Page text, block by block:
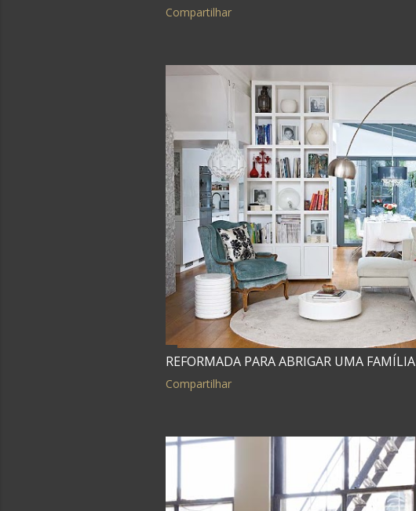
Compartilhar
REFORMADA PARA ABRIGAR UMA FAMÍLIA
Compartilhar